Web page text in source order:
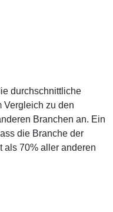
durchschnittliche
Vergleich zu den
Branchen an. Ein
die Branche der
als 70% aller anderen